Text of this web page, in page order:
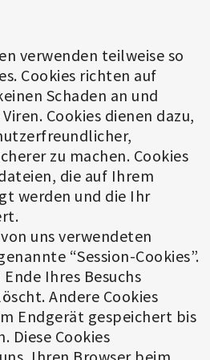
verwenden teilweise so
Cookies richten auf
Schaden an und
Cookies dienen dazu,
zu machen. Cookies
die auf Ihrem
werden und die Ihr
uns verwendeten
“Session-Cookies”.
Ihres Besuchs
Andere Cookies
Endgerät gespeichert bis
Diese Cookies